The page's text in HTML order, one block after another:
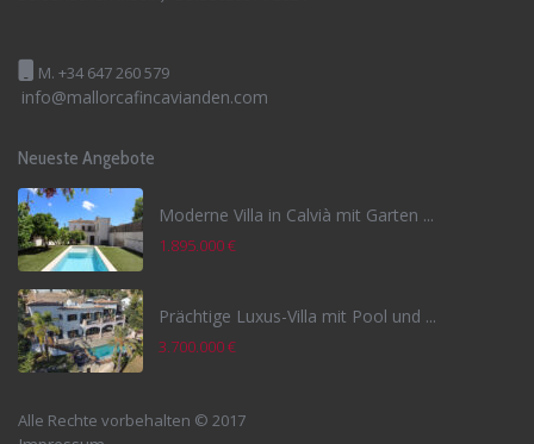
M. +34 647 260 579
info@mallorcafincavianden.com
Neueste Angebote
Moderne Villa in Calvià mit Garten ...
1.895.000 €
Prächtige Luxus-Villa mit Pool und ...
3.700.000 €
Alle Rechte vorbehalten © 2017